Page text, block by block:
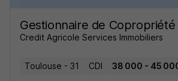
Gestionnaire de Copropriété
Credit Agricole Services Immobiliers
Toulouse - 31 CDI 38 000 - 45